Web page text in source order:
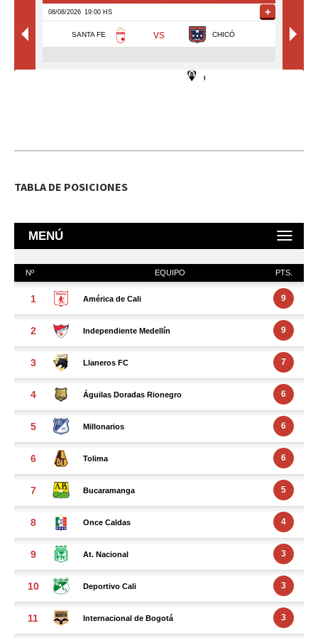
TABLA DE POSICIONES